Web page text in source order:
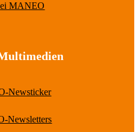
MANEO
Newsticker
Newsletters